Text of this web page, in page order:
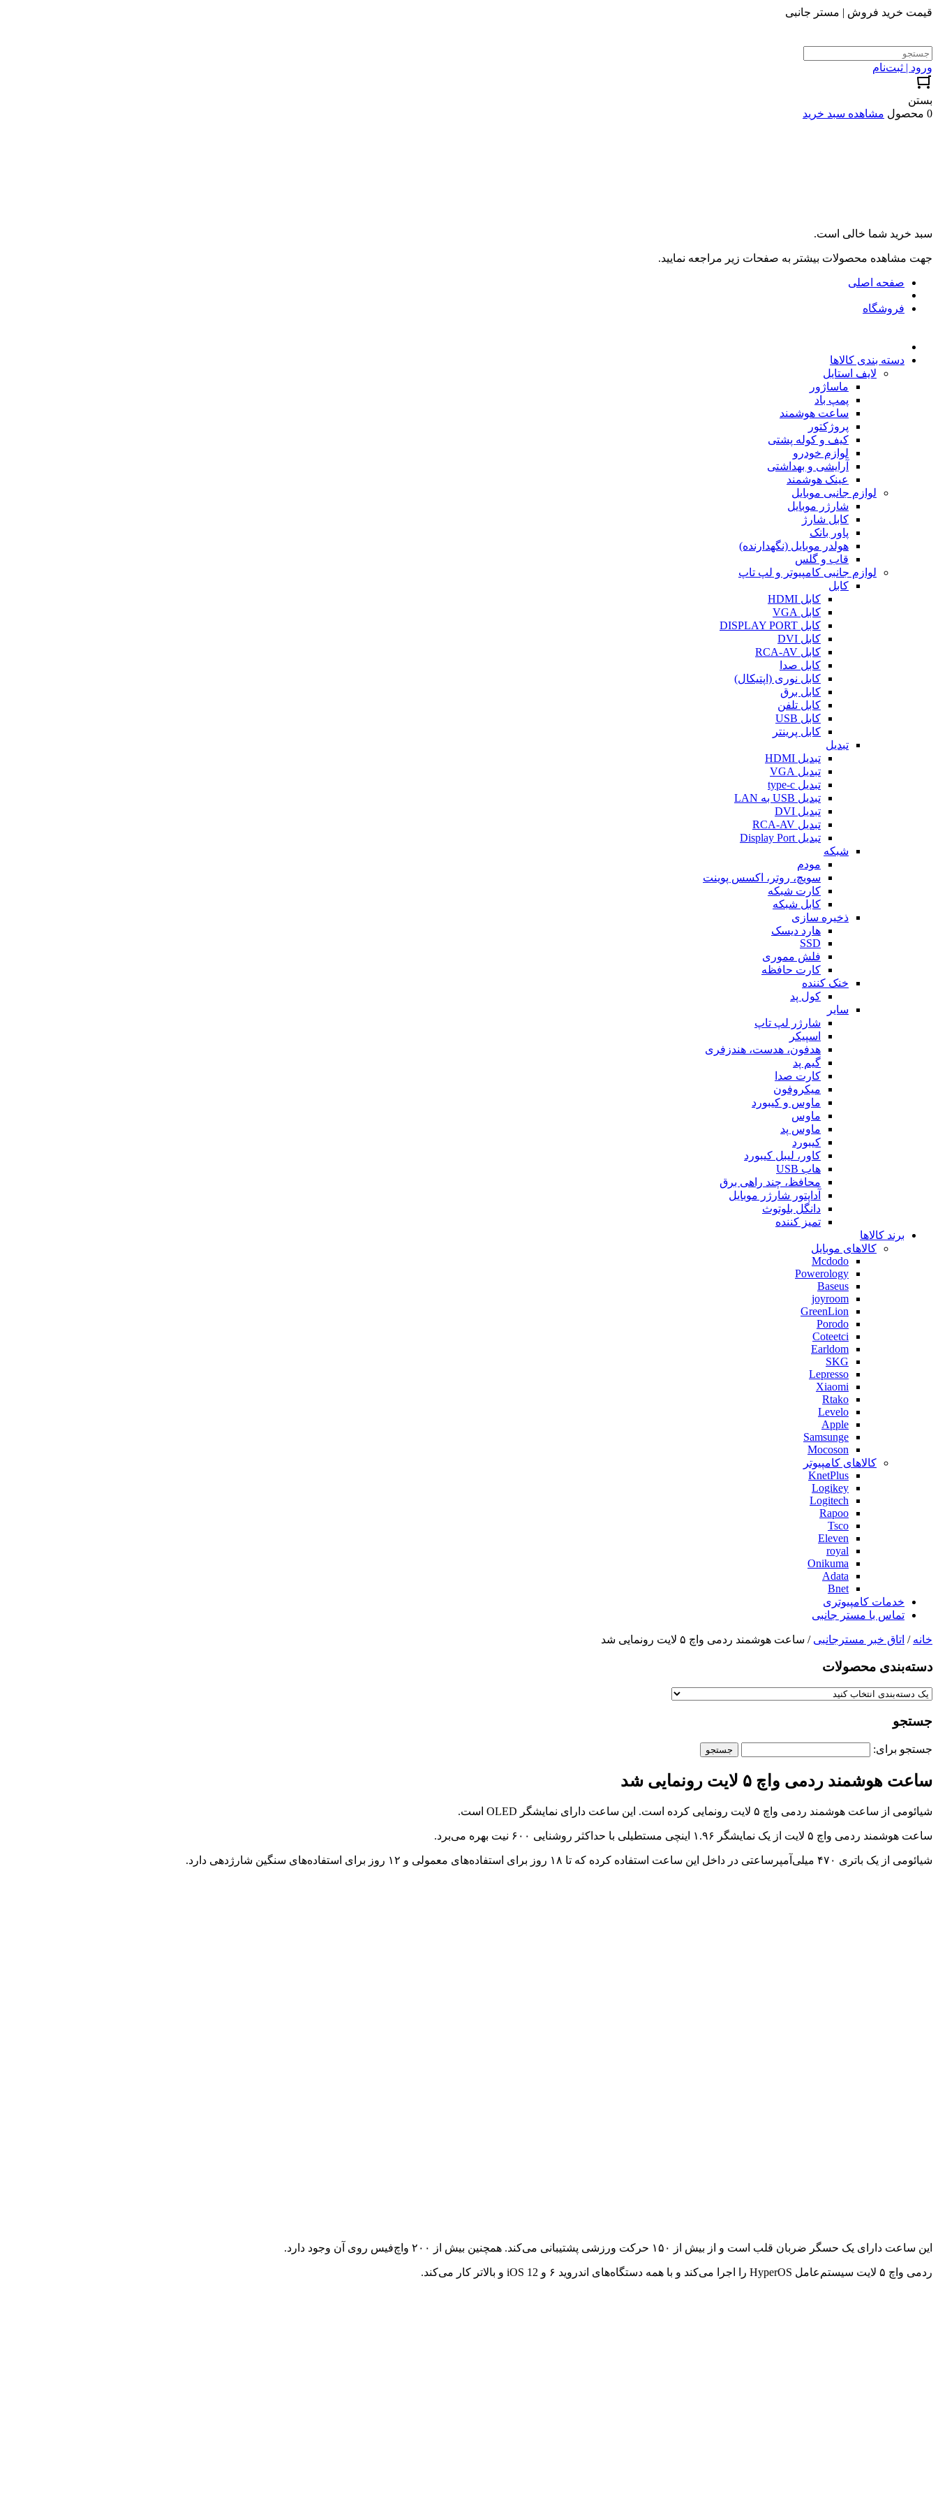
قیمت خرید فروش | مستر جانبی
ورود | ثبت‌نام
بستن
0 محصول
مشاهده سبد خرید
سبد خرید شما خالی است.
جهت مشاهده محصولات بیشتر به صفحات زیر مراجعه نمایید.
صفحه اصلی
فروشگاه
دسته بندی کالاها
لایف استایل
ماساژور
پمپ باد
ساعت هوشمند
پروژکتور
کیف و کوله پشتی
لوازم خودرو
آرایشی و بهداشتی
عینک هوشمند
لوازم جانبی موبایل
شارژر موبایل
کابل شارژ
پاور بانک
هولدر موبایل (نگهدارنده)
قاب و گلس
لوازم جانبی کامپیوتر و لپ تاپ
کابل
کابل HDMI
کابل VGA
کابل DISPLAY PORT
کابل DVI
کابل RCA-AV
کابل صدا
کابل نوری (اپتیکال)
کابل برق
کابل تلفن
کابل USB
کابل پرینتر
تبدیل
تبدیل HDMI
تبدیل VGA
تبدیل type-c
تبدیل USB به LAN
تبدیل DVI
تبدیل RCA-AV
تبدیل Display Port
شبکه
مودم
سویچ، روتر، اکسس پوینت
کارت شبکه
کابل شبکه
ذخیره سازی
هارد دیسک
SSD
فلش مموری
کارت حافظه
خنک کننده
کول پد
سایر
شارژر لپ تاپ
اسپیکر
هدفون، هدست، هندزفری
گیم پد
کارت صدا
میکروفون
ماوس و کیبورد
ماوس
ماوس پد
کیبورد
کاور، لیبل کیبورد
هاب USB
محافظ، چند راهی برق
آداپتور شارژر موبایل
دانگل بلوتوث
تمیز کننده
برند کالاها
کالاهای موبایل
Mcdodo
Powerology
Baseus
joyroom
GreenLion
Porodo
Coteetci
Earldom
SKG
Lepresso
Xiaomi
Rtako
Levelo
Apple
Samsunge
Mocoson
کالاهای کامپیوتر
KnetPlus
Logikey
Logitech
Rapoo
Tsco
Eleven
royal
Onikuma
Adata
Bnet
خدمات کامپیوتری
تماس با مستر جانبی
خانه / اتاق خبر مسترجانبی / ساعت هوشمند ردمی واچ ۵ لایت رونمایی شد
دسته‌بندی‌ محصولات
جستجو
جستجو برای:
ساعت هوشمند ردمی واچ ۵ لایت رونمایی شد
شیائومی از ساعت هوشمند ردمی واچ ۵ لایت رونمایی کرده است. این ساعت دارای نمایشگر OLED است.
ساعت هوشمند ردمی واچ ۵ لایت از یک نمایشگر ۱.۹۶ اینچی مستطیلی با حداکثر روشنایی ۶۰۰ نیت بهره می‌برد.
شیائومی از یک باتری ۴۷۰ میلی‌آمپرساعتی در داخل این ساعت استفاده کرده که تا ۱۸ روز برای استفاده‌های معمولی و ۱۲ روز برای استفاده‌های سنگین شارژدهی دارد.
این ساعت دارای یک حسگر ضربان قلب است و از بیش از ۱۵۰ حرکت ورزشی پشتیبانی می‌کند. همچنین بیش از ۲۰۰ واچ‌فیس روی آن وجود دارد.
ردمی واچ ۵ لایت سیستم‌عامل HyperOS را اجرا می‌کند و با همه دستگاه‌های اندروید ۶ و iOS 12 و بالاتر کار می‌کند.